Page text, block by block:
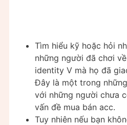
Tìm hiểu kỹ hoặc hỏi
những người đã chơi
identity V mà họ đã
Đây là một trong
với những người chưa
vấn đề mua bán acc.
Tuy nhiên nếu bạn